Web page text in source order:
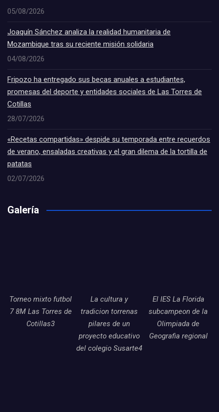
05/08/2026
Joaquín Sánchez analiza la realidad humanitaria de
Mozambique tras su reciente misión solidaria
04/08/2026
Fripozo ha entregado sus becas anuales a estudiantes,
promesas del deporte y entidades sociales de Las Torres de
Cotillas
28/07/2026
«Recetas compartidas» despide su temporada entre recuerdos
de verano, ensaladas creativas y el gran dilema de la tortilla de
patatas
02/07/2026
Galería
Torneo mixto futbol
7 8M Las Torres de
Cotillas3
La cultura y
tradicion torrenas
pilares de un
proyecto educativo
del colegio Susarte4
El IES La Florida
subcampeon de la
Olimpiada de
Geografia regional